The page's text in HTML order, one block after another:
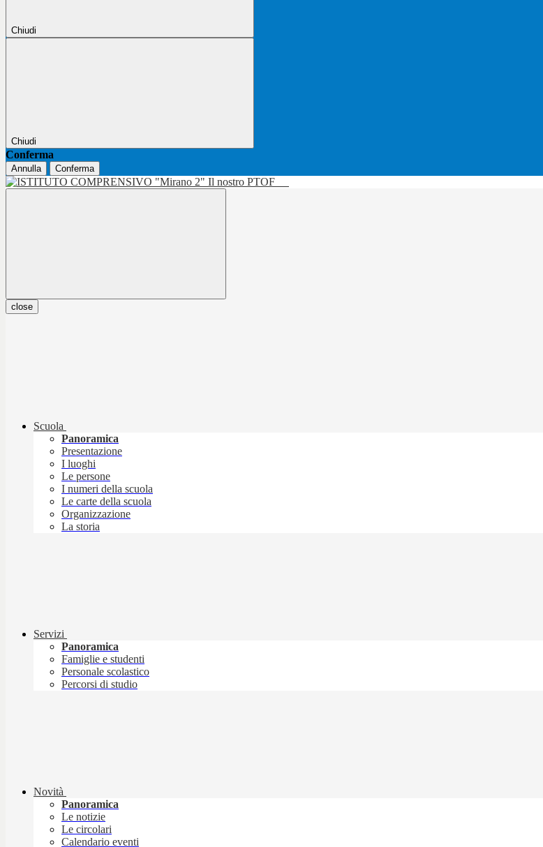
Chiudi
Chiudi
Conferma
Annulla Conferma
Il nostro PTOF
close
Scuola
Panoramica
Presentazione
I luoghi
Le persone
I numeri della scuola
Le carte della scuola
Organizzazione
La storia
Servizi
Panoramica
Famiglie e studenti
Personale scolastico
Percorsi di studio
Novità
Panoramica
Le notizie
Le circolari
Calendario eventi